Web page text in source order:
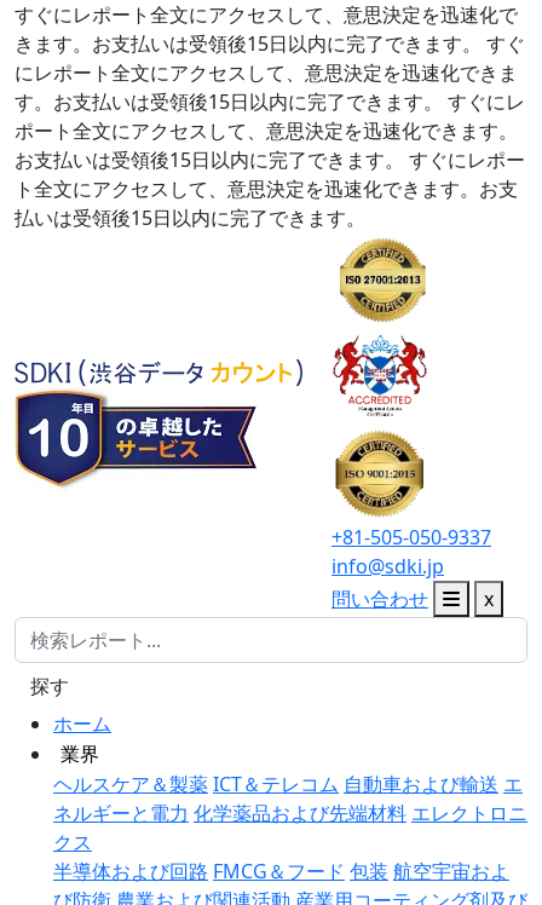
すぐにレポート全文にアクセスして、意思決定を迅速化で
きます。お支払いは受領後15日以内に完了できます。
すぐ
にレポート全文にアクセスして、意思決定を迅速化できま
す。お支払いは受領後15日以内に完了できます。
すぐにレ
ポート全文にアクセスして、意思決定を迅速化できます。
お支払いは受領後15日以内に完了できます。
すぐにレポー
ト全文にアクセスして、意思決定を迅速化できます。お支
払いは受領後15日以内に完了できます。
+81-505-050-9337
info@sdki.jp
問い合わせ
x
ホーム
業界
ヘルスケア＆製薬ICT＆テレコム 自動車および輸送 エ
ネルギーと電力 化学薬品および先端材料 エレクトロニ
クス
半導体および回路 FMCG＆フード 包装 航空宇宙およ
探す